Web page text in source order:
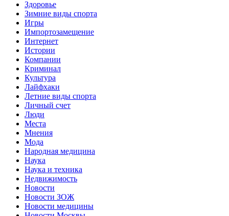
Здоровье
Зимние виды спорта
Игры
Импортозамещение
Интернет
Истории
Компании
Криминал
Культура
Лайфхаки
Летние виды спорта
Личный счет
Люди
Места
Мнения
Мода
Народная медицина
Наука
Наука и техника
Недвижимость
Новости
Новости ЗОЖ
Новости медицины